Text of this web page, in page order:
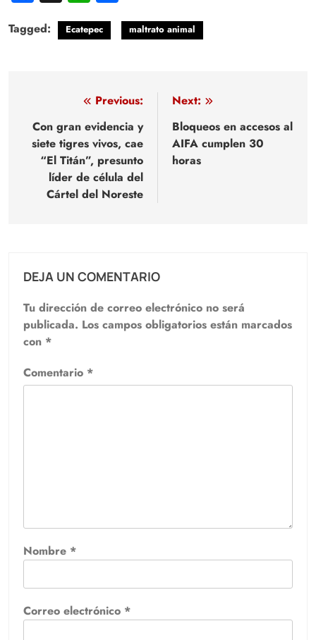
Tagged: Ecatepec maltrato animal
Navegación
de
entradas
Previous:
Con gran evidencia y
siete tigres vivos, cae
“El Titán”, presunto
líder de célula del
Cártel del Noreste
Next:
Bloqueos en accesos al
AIFA cumplen 30
horas
DEJA UN COMENTARIO
Tu dirección de correo electrónico no será
publicada. Los campos obligatorios están marcados
con *
Comentario *
Nombre *
Correo electrónico *